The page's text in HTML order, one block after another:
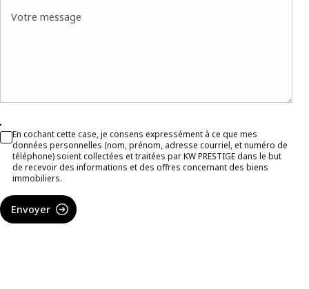
Votre message
En cochant cette case, je consens expressément à ce que mes
données personnelles (nom, prénom, adresse courriel, et numéro de
téléphone) soient collectées et traitées par KW PRESTIGE dans le but
de recevoir des informations et des offres concernant des biens
immobiliers.
Envoyer